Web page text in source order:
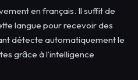
en français. Il suffit de
langue pour recevoir des
détecte automatiquement le
grâce à l’intelligence